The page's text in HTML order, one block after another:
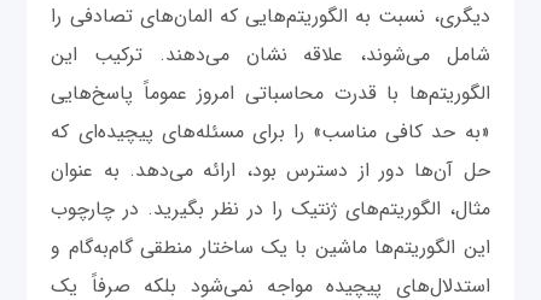
دیگری، نسبت به الگوریتم‌هایی که المان‌های تصادفی را
شامل می‌شوند، علاقه نشان می‌دهند. ترکیب این
الگوریتم‌ها با قدرت محاسباتی امروز عموماً پاسخ‌هایی
«به حد کافی مناسب» را برای مسئله‌های پیچیده‌ای که
حل آن‌ها دور از دسترس بود، ارائه می‌دهد. به عنوان
مثال، الگوریتم‌های ژنتیک را در نظر بگیرید. در چارچوب
این الگوریتم‌ها ماشین با یک ساختار منطقی گام‌به‌گام و
استدلال‌های پیچیده مواجه نمی‌شود بلکه صرفاً یک